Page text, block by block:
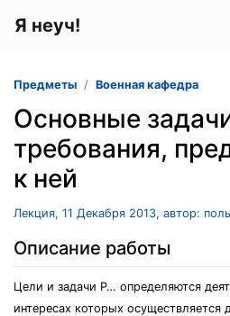
Я неуч!
Предметы Военная кафедра
Основные
требования,
к ней
Лекция, 11 Декабря 2013, автор:
Описание работы
Цели и задачи Р… определяются
интересах которых